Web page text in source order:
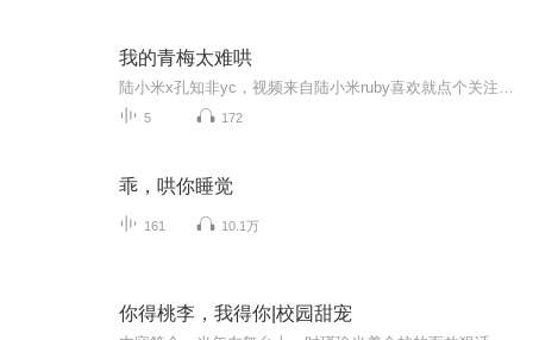
我的青梅太难哄
5 172
乖，哄你睡觉
161 10.1万
你得桃李，我得你|校园甜宠